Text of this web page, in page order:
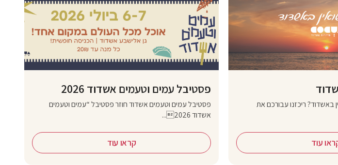
באשדוד? ריכזנו עבורכם את
עוד
פסטיבל עמים וטעמים אשדוד 2026
פסטיבל עמים וטעמים אשדוד חוזר פסטיבל “עמים וטעמים
אשדוד 2026...
קראו עוד